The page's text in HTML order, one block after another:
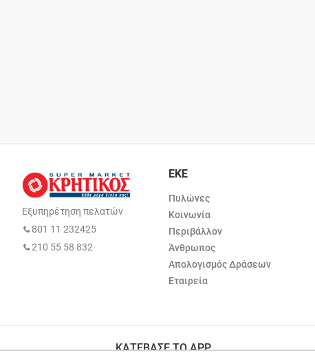
Εξυπηρέτηση πελατών
801 11 232425
210 55 58 832
ΕΚΕ
Πυλώνες
Κοινωνία
Περιβάλλον
Άνθρωπος
Απολογισμός Δράσεων
Εταιρεία
ΚΑΤΕΒΑΣΕ ΤΟ APP